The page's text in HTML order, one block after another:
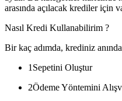
arasında açılacak krediler için
Nasıl Kredi Kullanabilirim ?
Bir kaç adımda, krediniz
1 Sepetini Oluştur
2Ödeme Yöntemini